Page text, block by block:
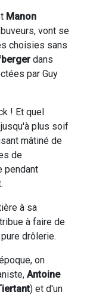
Manon
vont se
choisies sans
dans
par Guy
! Et quel
plus soif
mâtiné de
de
pendant
à sa
à faire de
drôlerie.
on
Antoine
) et d'un